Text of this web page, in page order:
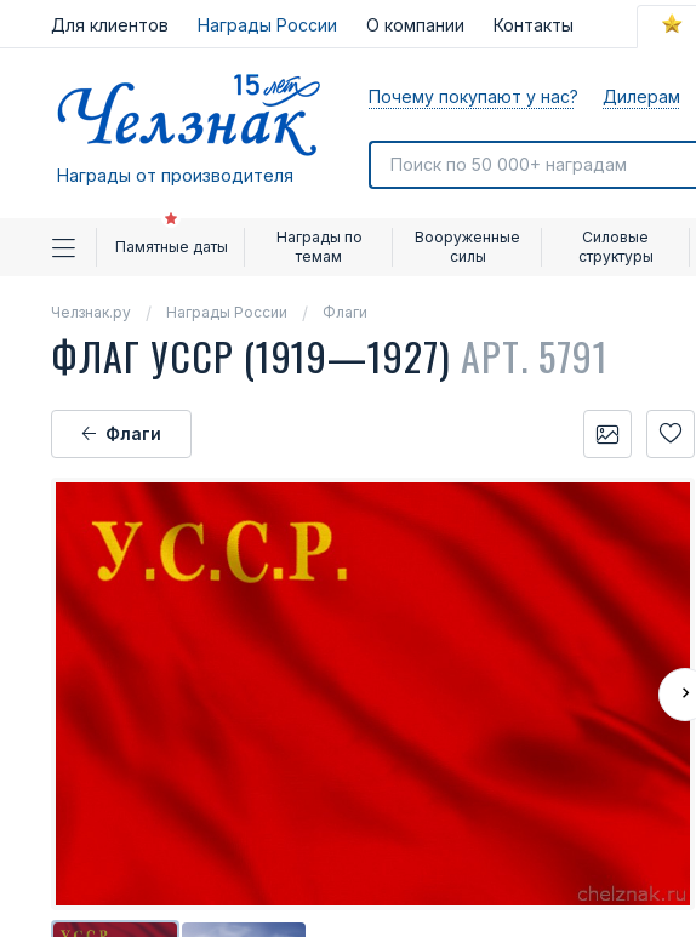
Для клиентов Награды России О компании Контакты
Награды от производителя
Почему покупают у нас? Дилерам
Памятные даты
Награды по
темам
Вооруженные
силы
Силовые
структуры
Челзнак.ру Награды России Флаги
ФЛАГ УССР (1919—1927) АРТ. 5791
Флаги